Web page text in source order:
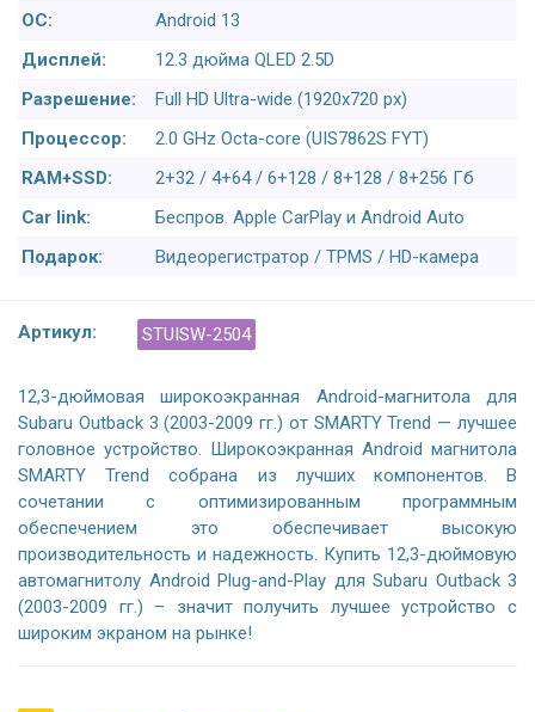
ОС:
Android 13
Дисплей:
12.3 дюйма QLED 2.5D
Разрешение:
Full HD Ultra-wide (1920x720 px)
Процессор:
2.0 GHz Octa-core (UIS7862S FYT)
RAM+SSD:
2+32 / 4+64 / 6+128 / 8+128 / 8+256 Гб
Car link:
Беспров. Apple CarPlay и Android Auto
Подарок:
Видеорегистратор / TPMS / HD-камера
Артикул: STUISW-2504
12,3-дюймовая широкоэкранная Android-магнитола для
Subaru Outback 3 (2003-2009 гг.) от SMARTY Trend — лучшее
головное устройство. Широкоэкранная Android магнитола
SMARTY Trend собрана из лучших компонентов. В
сочетании с оптимизированным программным
обеспечением это обеспечивает высокую
производительность и надежность. Купить 12,3-дюймовую
автомагнитолу Android Plug-and-Play для Subaru Outback 3
(2003-2009 гг.) – значит получить лучшее устройство с
широким экраном на рынке!